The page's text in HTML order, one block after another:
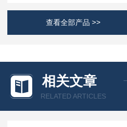
查看全部产品 >>
相关文章
RELATED ARTICLES